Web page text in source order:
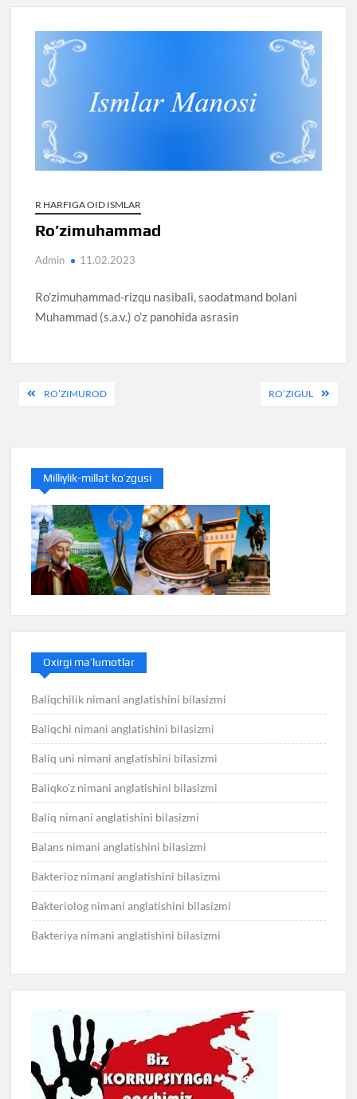
R HARFIGA OID ISMLAR
Ro’zimuhammad
Admin 11.02.2023
Ro’zimuhammad-rizqu nasibali, saodatmand bolani
Muhammad (s.a.v.) o’z panohida asrasin
PostRO’ZIMUROD RO’ZIGUL
Milliylik-millat ko’zgusi
Oxirgi ma’lumotlar
Baliqchilik nimani anglatishini bilasizmi
Baliqchi nimani anglatishini bilasizmi
Baliq uni nimani anglatishini bilasizmi
Baliqko’z nimani anglatishini bilasizmi
Baliq nimani anglatishini bilasizmi
Balans nimani anglatishini bilasizmi
Bakterioz nimani anglatishini bilasizmi
Bakteriolog nimani anglatishini bilasizmi
Bakteriya nimani anglatishini bilasizmi